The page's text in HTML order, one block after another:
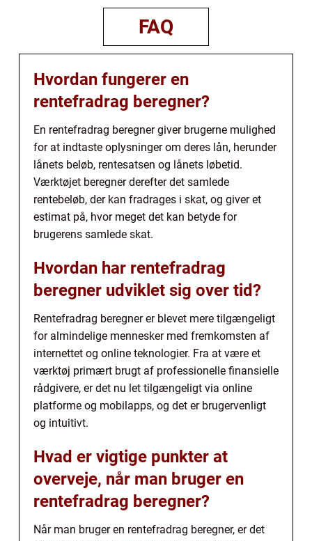
FAQ
Hvordan fungerer en
rentefradrag beregner?
En rentefradrag beregner giver brugerne mulighed
for at indtaste oplysninger om deres lån, herunder
lånets beløb, rentesatsen og lånets løbetid.
Værktøjet beregner derefter det samlede
rentebeløb, der kan fradrages i skat, og giver et
estimat på, hvor meget det kan betyde for
brugerens samlede skat.
Hvordan har rentefradrag
beregner udviklet sig over tid?
Rentefradrag beregner er blevet mere tilgængeligt
for almindelige mennesker med fremkomsten af
internettet og online teknologier. Fra at være et
værktøj primært brugt af professionelle finansielle
rådgivere, er det nu let tilgængeligt via online
platforme og mobilapps, og det er brugervenligt
og intuitivt.
Hvad er vigtige punkter at
overveje, når man bruger en
rentefradrag beregner?
Når man bruger en rentefradrag beregner, er det